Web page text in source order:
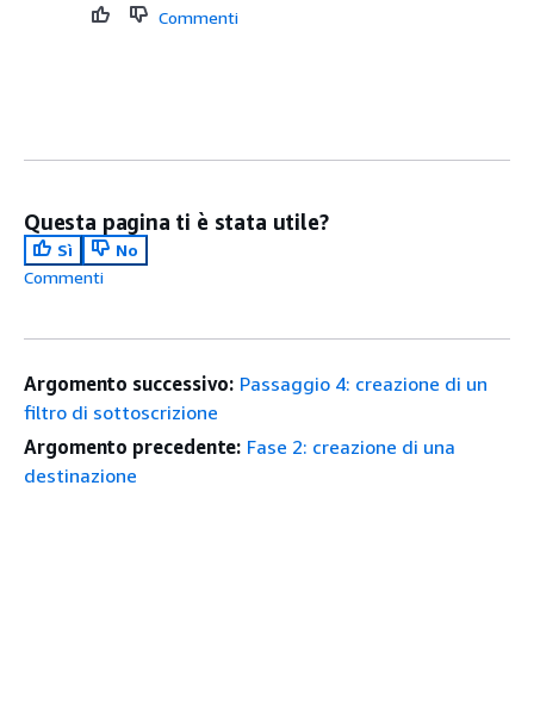
Commenti
Questa pagina ti è stata utile?
Sì
No
Commenti
Argomento successivo: Passaggio 4: creazione di un
filtro di sottoscrizione
Argomento precedente: Fase 2: creazione di una
destinazione